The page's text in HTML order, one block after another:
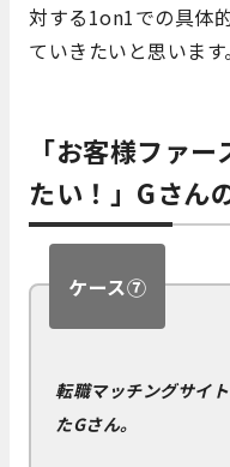
対する1on1での具体
ていきたいと思います。
「お客様ファ
たい！」 Gさん
ケース⑦
転職マッチングサイ
たGさん。